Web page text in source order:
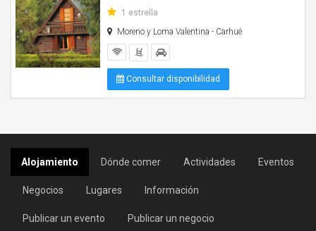
1 estrella
Moreno y Loma Valentina - Carhué
Consultar disponibilidad
Alojamiento Dónde comer Actividades Eventos
Negocios Lugares Información
Publicar un evento Publicar un negocio